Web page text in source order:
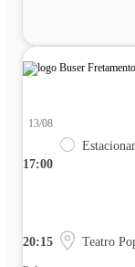
17:00
13/08
20:15 Teatro